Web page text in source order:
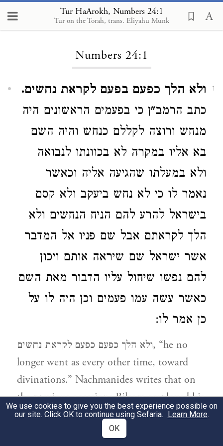
Tur HaArokh, Numbers 24:1
Tur on the Torah, trans. Eliyahu Munk
Loading...
Numbers 24:1
1
ולא הלך כפעם בפעם לקראת נחשים.
כתב הרמב"ן כי בפעמים הראשונים היה
מנחש ורוצה לקללם כנחש והיה השם
בא אליו במקרה לא בכוונתו לנבואה
ולא במעלתו שהגיעה אליה וכאשר
נאמר לו כי לא נחש ביעקב ולא קסם
בישראל להרע להם הניח הנחשים ולא
הלך לקראתם אבל שם פניו אל המדבר
אשר ישראל שם שיראה אותם ויכון
להם נפשו שיחול עליו הדבור מאת השם
כאשר עשה עמו פעמים וכן היה לו על
כן אמר לו:
ולא הלך כפעם כפעם לקראת נחשים, “he no
longer went as every other time, toward
divinations.” Nachmanides writes that on
the previous occasions Bileam employed his
sorcerer’s tools, wanting to curse the people,
happened upon him, i.e. as if
We use cookies to give you the best experience possible on
our site. Click OK to continue using Sefaria. Learn More.
OK